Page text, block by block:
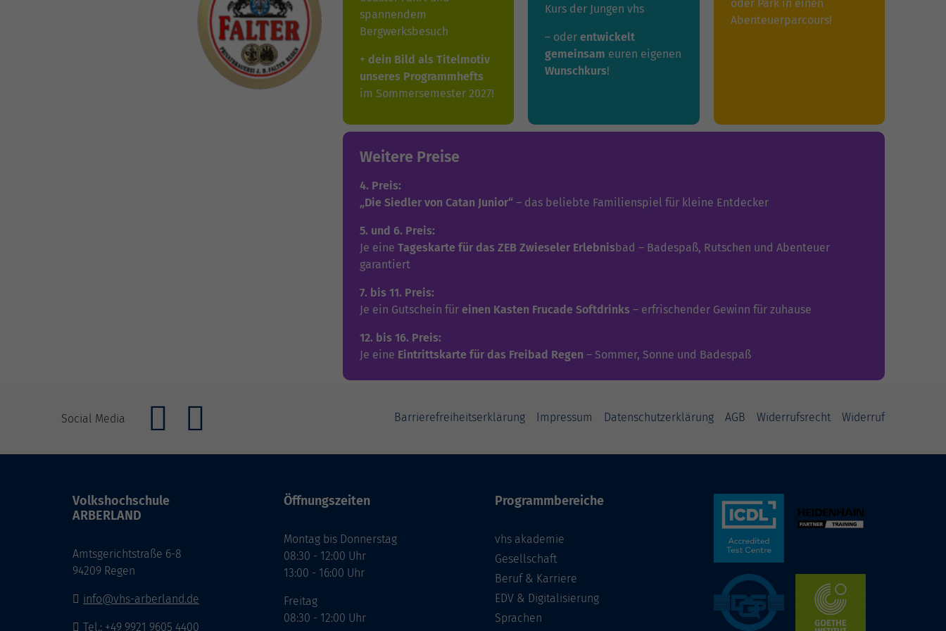
spannendem
Bergwerksbesuch
+ dein Bild als Titelmotiv
unseres Programmhefts
im Sommersemester 2027!
Kurs der Jungen vhs
– oderentwickelt
gemeinsam euren eigenen
Wunschkurs!
oder Park in einen
Abenteuerparcours!
Weitere Preise
4. Preis:
„Die Siedler von Catan Junior“ – das beliebte Familienspiel für kleine Entdecker
5. und 6. Preis:
Je eine Tageskarte für das ZEB Zwieseler Erlebnisbad – Badespaß, Rutschen und Abenteuer
garantiert
7. bis 11. Preis:
Je ein Gutschein für einen Kasten Frucade Softdrinks – erfrischender Gewinn für zuhause
12. bis 16. Preis:
Je eine Eintrittskarte für das Freibad Regen – Sommer, Sonne und Badespaß
Social Media Barrierefreiheitserklärung Impressum Datenschutzerklärung AGB Widerrufsrecht Widerruf
Volkshochschule
ARBERLAND
Amtsgerichtstraße 6-8
94209 Regen
info@vhs-arberland.de
Tel.: +49 9921 9605 4400
Öffnungszeiten
Montag bis Donnerstag
08:30 - 12:00 Uhr
13:00 - 16:00 Uhr
Freitag
08:30 - 12:00 Uhr
Programmbereiche
vhs akademie
Gesellschaft
Beruf & Karriere
EDV & Digitalisierung
Sprachen